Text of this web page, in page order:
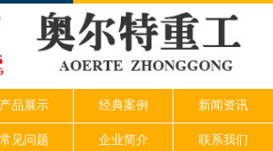
产品展示 经典案例 新闻资讯
常见问题 企业简介 联系我们